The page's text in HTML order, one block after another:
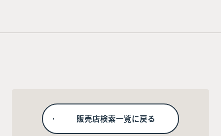
販売店検索一覧に戻る